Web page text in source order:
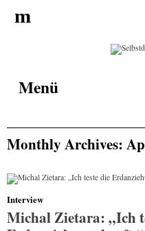
m
Menü
Monthly Archives:
Interview
Michal Zietara: „Ich